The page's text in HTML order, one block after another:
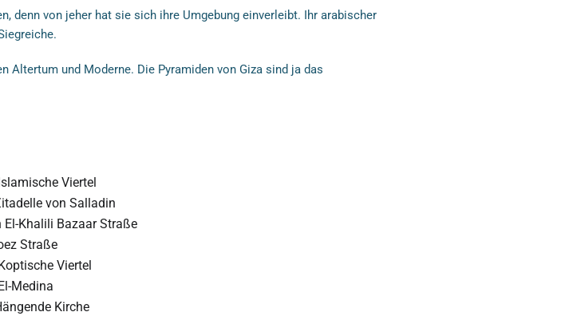
denn von jeher hat sie sich ihre Umgebung einverleibt. Ihr arabischer
Altertum und Moderne. Die Pyramiden von Giza sind ja das
Viertel
von Salladin
El-Khalili Bazaar Straße
Straße
Viertel
Medina
Kirche